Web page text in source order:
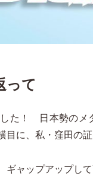
って
た！ 日本勢のメ
目に、私・窪田の
ギャップアップし